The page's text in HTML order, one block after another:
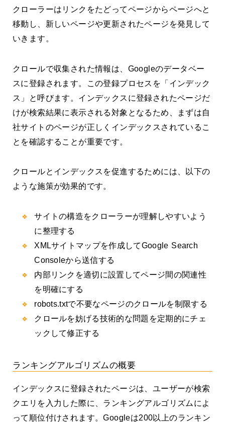
クローラーはリンクをたどってページからページへと
移動し、新しいページや更新されたページを発見して
いきます。
クロールで収集された情報は、Googleのデータベー
スに登録されます。この登録プロセスを「インデック
ス」と呼びます。インデックスに登録されたページだ
けが検索結果に表示される対象となるため、まずは自
社サイトのページが正しくインデックスされているこ
とを確認することが重要です。
クロールとインデックスを促進するためには、以下の
ような施策が効果的です。
サイトの構造をクローラーが理解しやすいよう
に整理する
XMLサイトマップを作成してGoogle Search
Consoleから送信する
内部リンクを適切に設置してページ間の関連性
を明確にする
robots.txtで不要なページのクロールを制限する
クロールを妨げる技術的な問題を定期的にチェ
ックして修正する
ランキングアルゴリズムの概要
インデックスに登録されたページは、ユーザーが検索
クエリを入力した際に、ランキングアルゴリズムによ
って順位付けされます。Googleは200以上のランキン